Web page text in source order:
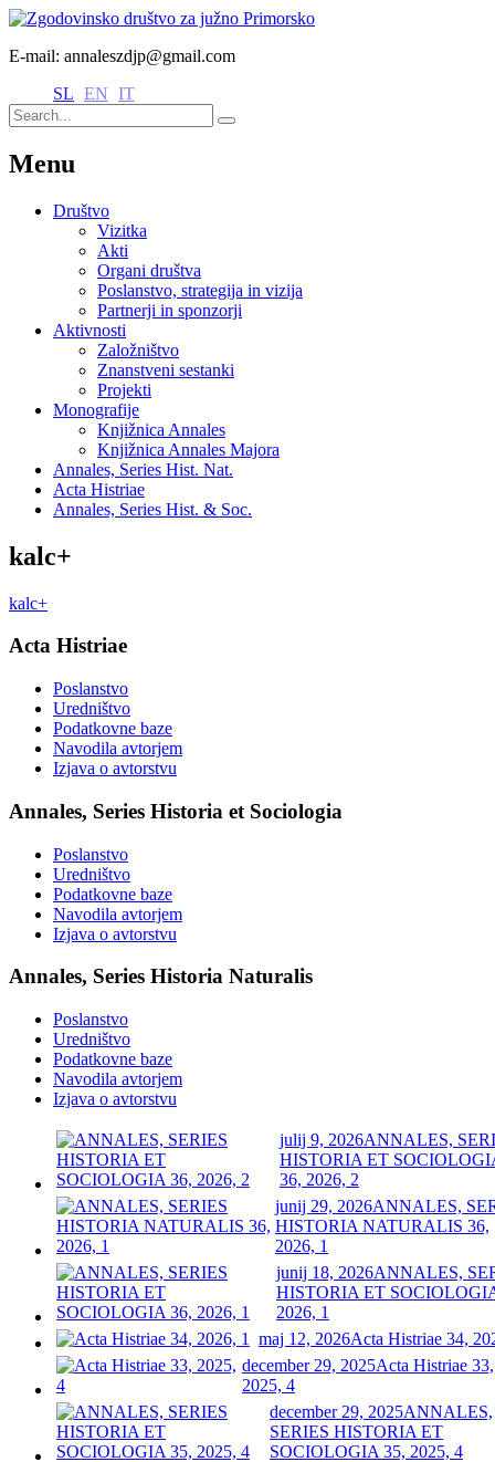
E-mail: annaleszdjp@gmail.com
SL EN IT
Menu
Društvo
Vizitka
Akti
Organi društva
Poslanstvo, strategija in vizija
Partnerji in sponzorji
Aktivnosti
Založništvo
Znanstveni sestanki
Projekti
Monografije
Knjižnica Annales
Knjižnica Annales Majora
Annales, Series Hist. Nat.
Acta Histriae
Annales, Series Hist. & Soc.
kalc+
kalc+
Acta Histriae
Poslanstvo
Uredništvo
Podatkovne baze
Navodila avtorjem
Izjava o avtorstvu
Annales, Series Historia et Sociologia
Poslanstvo
Uredništvo
Podatkovne baze
Navodila avtorjem
Izjava o avtorstvu
Annales, Series Historia Naturalis
Poslanstvo
Uredništvo
Podatkovne baze
Navodila avtorjem
Izjava o avtorstvu
julij 9, 2026ANNALES,
HISTORIA ET
36, 2026, 2
junij 29, 2026ANNALES,
HISTORIA NATURALIS 36,
2026, 1
junij 18, 2026ANNALES,
HISTORIA ET
2026, 1
maj 12, 2026Acta Histriae 34,
december 29, 2025Acta Histriae 33,
2025, 4
december 29, 2025ANNALES,
SERIES HISTORIA ET
SOCIOLOGIA 35, 2025, 4